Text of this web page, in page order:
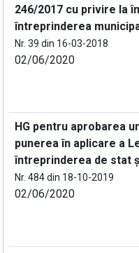
246/2017 cu privire la
întreprinderea
Nr. 39 din 16-03-2018
02/06/2020
HG pentru aprobarea
punerea în aplicare a
întreprinderea de stat
Nr. 484 din 18-10-2019
02/06/2020